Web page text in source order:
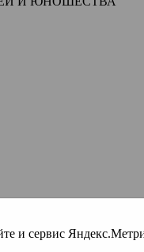
и сервис